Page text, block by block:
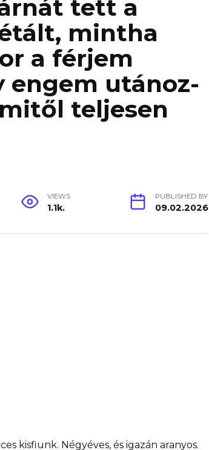
tett a
mintha
a férjem
engem utánoz-
teljesen
VIEWS
1.1k.
PUBLISHED BY
09.02.2026
kisfiunk. Négyéves, és igazán aranyos.